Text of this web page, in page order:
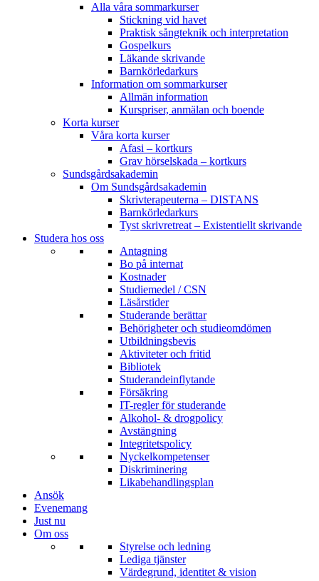
Alla våra sommarkurser
Stickning vid havet
Praktisk sångteknik och interpretation
Gospelkurs
Läkande skrivande
Barnkörledarkurs
Information om sommarkurser
Allmän information
Kurspriser, anmälan och boende
Korta kurser
Våra korta kurser
Afasi – kortkurs
Grav hörselskada – kortkurs
Sundsgårdsakademin
Om Sundsgårdsakademin
Skrivterapeuterna – DISTANS
Barnkörledarkurs
Tyst skrivretreat – Existentiellt skrivande
Studera hos oss
Antagning
Bo på internat
Kostnader
Studiemedel / CSN
Läsårstider
Studerande berättar
Behörigheter och studieomdömen
Utbildningsbevis
Aktiviteter och fritid
Bibliotek
Studerandeinflytande
Försäkring
IT-regler för studerande
Alkohol- & drogpolicy
Avstängning
Integritetspolicy
Nyckelkompetenser
Diskriminering
Likabehandlingsplan
Ansök
Evenemang
Just nu
Om oss
Styrelse och ledning
Lediga tjänster
Värdegrund, identitet & vision